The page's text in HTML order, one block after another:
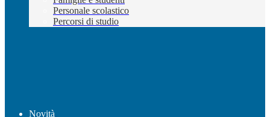
Personale scolastico
Percorsi di studio
Novità